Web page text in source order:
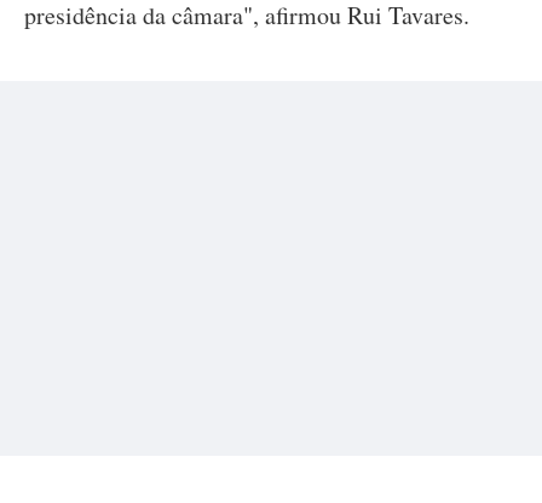
presidência da câmara", afirmou Rui Tavares.